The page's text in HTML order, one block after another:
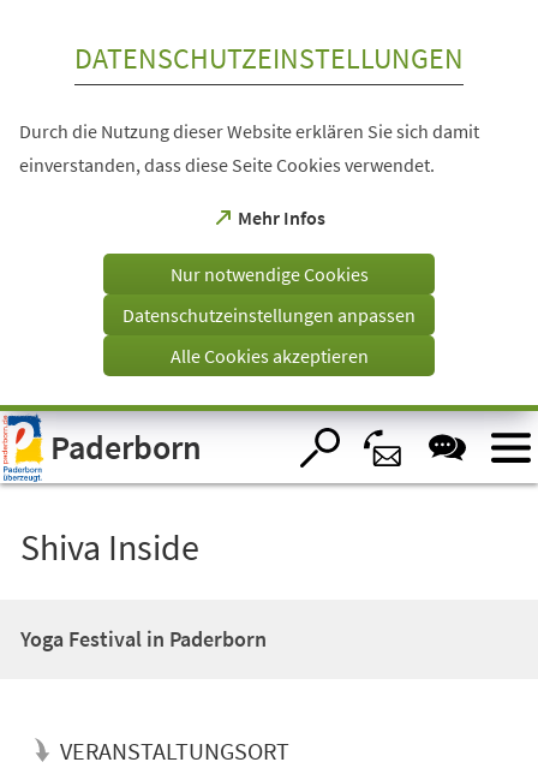
Visuelle
Assistenzsoftware
öffnen.
DATENSCHUTZEINSTELLUNGEN
Durch die Nutzung dieser Website erklären Sie sich damit
einverstanden, dass diese Seite Cookies verwendet.
Mehr Infos
(Öffnet
einem
Tab)
Nur notwendige Cookies
Datenschutzeinstellungen anpassen
Alle Cookies akzeptieren
Paderborn
Shiva Inside
Yoga Festival in Paderborn
VERANSTALTUNGSORT